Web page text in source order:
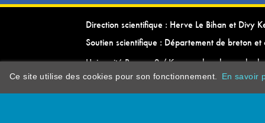
Direction scientifique : Herve Le Bihan et Divy
Soutien scientifique : Département de breton et
Université Rennes 2 / Kevrenn brezhoneg ha
Ce site utilise des cookies pour son fonctionnement. En savoir